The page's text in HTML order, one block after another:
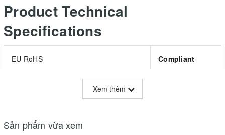
Product Technical
Specifications
EU RoHS Compliant
Xem thêm
Sản phẩm vừa xem